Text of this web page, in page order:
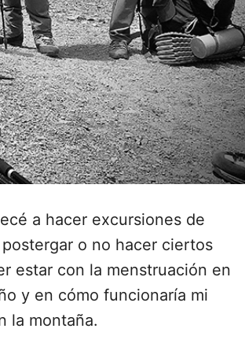
a hacer excursiones de
o no hacer ciertos
estar con la menstruación en
y en cómo funcionaría mi
la montaña.